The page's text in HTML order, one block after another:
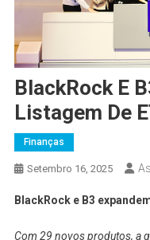
BlackRock E
Listagem De
Finanças
Setembro 16, 2025
BlackRock e B3
Com 29 novos produtos, a